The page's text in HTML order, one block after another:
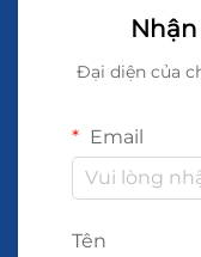
Đại diện của
Email
Tên